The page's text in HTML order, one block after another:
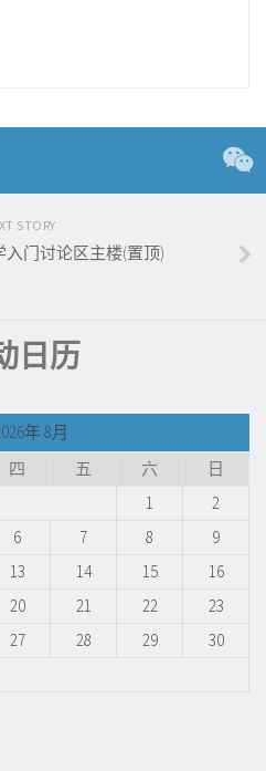
STORY
门讨论区主楼(置顶)
日历
年 8月
四 五 六
日
1
2
6 7 8
9
13 14 15
16
20 21 22
23
27 28 29
30